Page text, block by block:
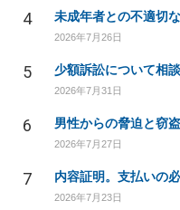
4 未成年者との不適切
2026年7月26日
5 少額訴訟について相
2026年7月31日
6 男性からの脅迫と窃
2026年7月27日
7 内容証明。支払いの
2026年7月23日